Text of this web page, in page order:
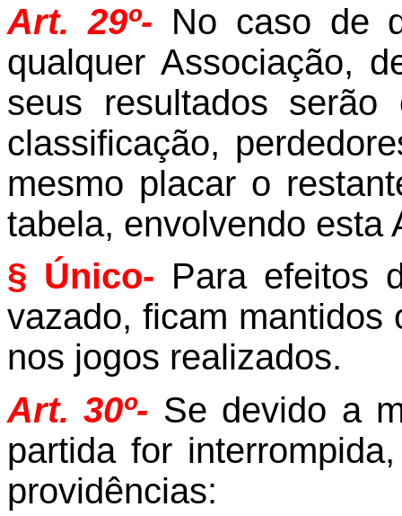
Art. 29º- No caso de
qualquer Associação,
seus resultados serão
classificação,
mesmo placar o
tabela, envolvendo esta
§ Único- Para efeitos
vazado, ficam mantidos
nos jogos realizados.
Art. 30º- Se devido a
partida for
providências: